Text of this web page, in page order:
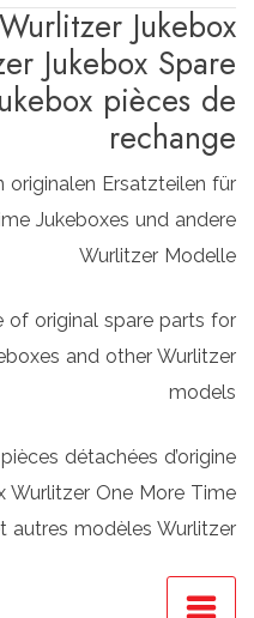
Wurlitzer Jukebox
Jukebox Spare
pièces de
rechange
Ersatzteilen für
Jukeboxes und andere
Wurlitzer Modelle
of original spare parts for
and other Wurlitzer
models
détachées d’origine
Wurlitzer One More Time
autres modèles Wurlitzer